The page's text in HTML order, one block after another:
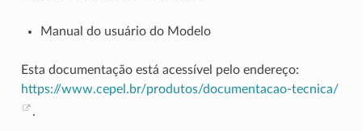
Manual do usuário do Modelo
Esta documentação está acessível pelo endereço:
https://www.cepel.br/produtos/documentacao-tecnica/
.